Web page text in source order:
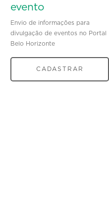
evento
Envio de informações para
divulgação de eventos no Portal
Belo Horizonte
CADASTRAR